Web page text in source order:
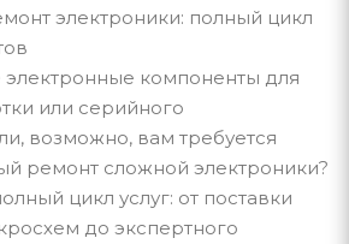
электроники: полный цикл
компоненты для
или серийного
возможно, вам требуется
ремонт сложной электроники?
цикл услуг: от поставки
до экспертного